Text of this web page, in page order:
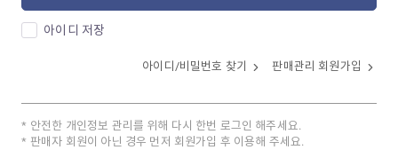
아이디 저장
아이디/비밀번호 찾기 판매관리 회원가입
안전한 개인정보 관리를 위해 다시 한번 로그인 해주세요.
판매자 회원이 아닌 경우 먼저 회원가입 후 이용해 주세요.